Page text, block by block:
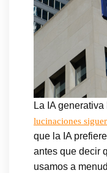
La IA
lucinaciones
que la IA
antes que decir
usamos a